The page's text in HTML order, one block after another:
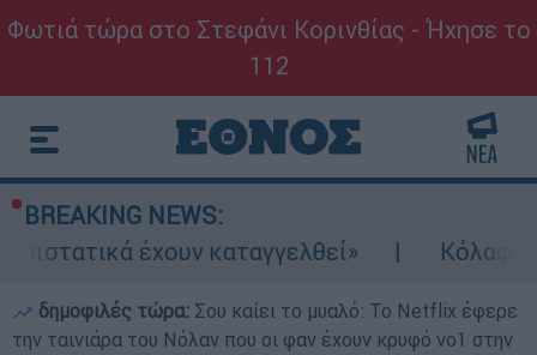
Φωτιά τώρα στο Στεφάνι Κορινθίας - Ήχησε το
112
BREAKING NEWS:
έχουν καταγγελθεί»
Κόλαφος
δημοφιλές τώρα: Σου καίει το μυαλό: Το Netflix έφερε
την ταινιάρα του Νόλαν που οι φαν έχουν κρυφό νο1 στην